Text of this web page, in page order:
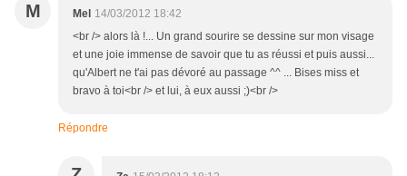
M Mel 14/03/2012 18:42
<br /> alors là !... Un grand sourire se dessine sur mon visage
et une joie immense de savoir que tu as réussi et puis aussi...
qu'Albert ne t'ai pas dévoré au passage ^^ ... Bises miss et
bravo à toi<br /> et lui, à eux aussi ;)<br />
Répondre